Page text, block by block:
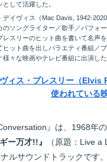
として活躍した。
デイヴィス（Mac Davis, 1942-2020
のソングライター／歌手／パフォ
レスリーのヒット曲を書いて名声
ヒット曲を出しバラエティ番組／
様々な映画やテレビ番組に出演した
ィス・プレスリー（Elvis
使われている
』は、1968年
ー万才!!』
（原題：Live a
ルサウンドトラックです